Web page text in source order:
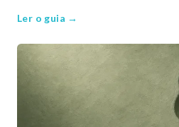
Ler o guia →